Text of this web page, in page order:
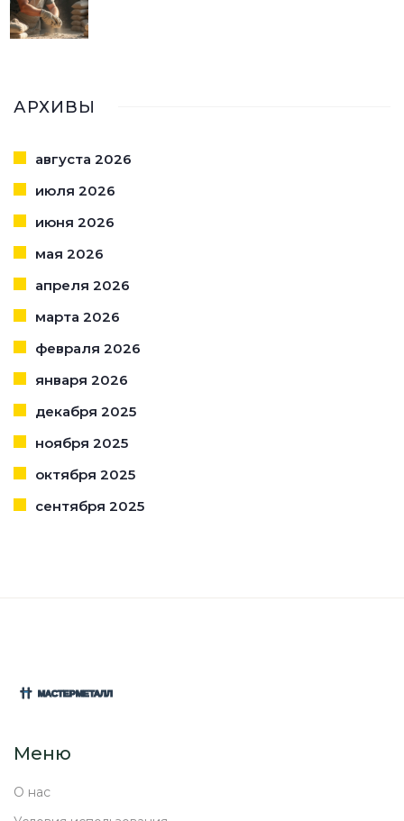
АРХИВЫ
августа 2026
июля 2026
июня 2026
мая 2026
апреля 2026
марта 2026
февраля 2026
января 2026
декабря 2025
ноября 2025
октября 2025
сентября 2025
Меню
О нас